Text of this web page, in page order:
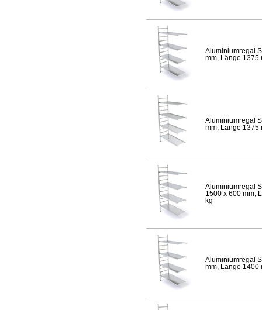
Aluminiumregal
mm, Länge 1375
Aluminiumregal
mm, Länge 1375
Aluminiumregal
1500 x 600 mm,
kg
Aluminiumregal
mm, Länge 1400